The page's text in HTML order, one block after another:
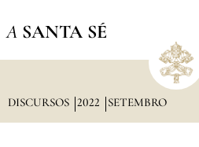
A SANTA SÉ
DISCURSOS 2022 SETEMBRO